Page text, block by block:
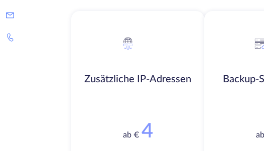
Zusätzliche IP-Adressen
ab € 4
Backup-